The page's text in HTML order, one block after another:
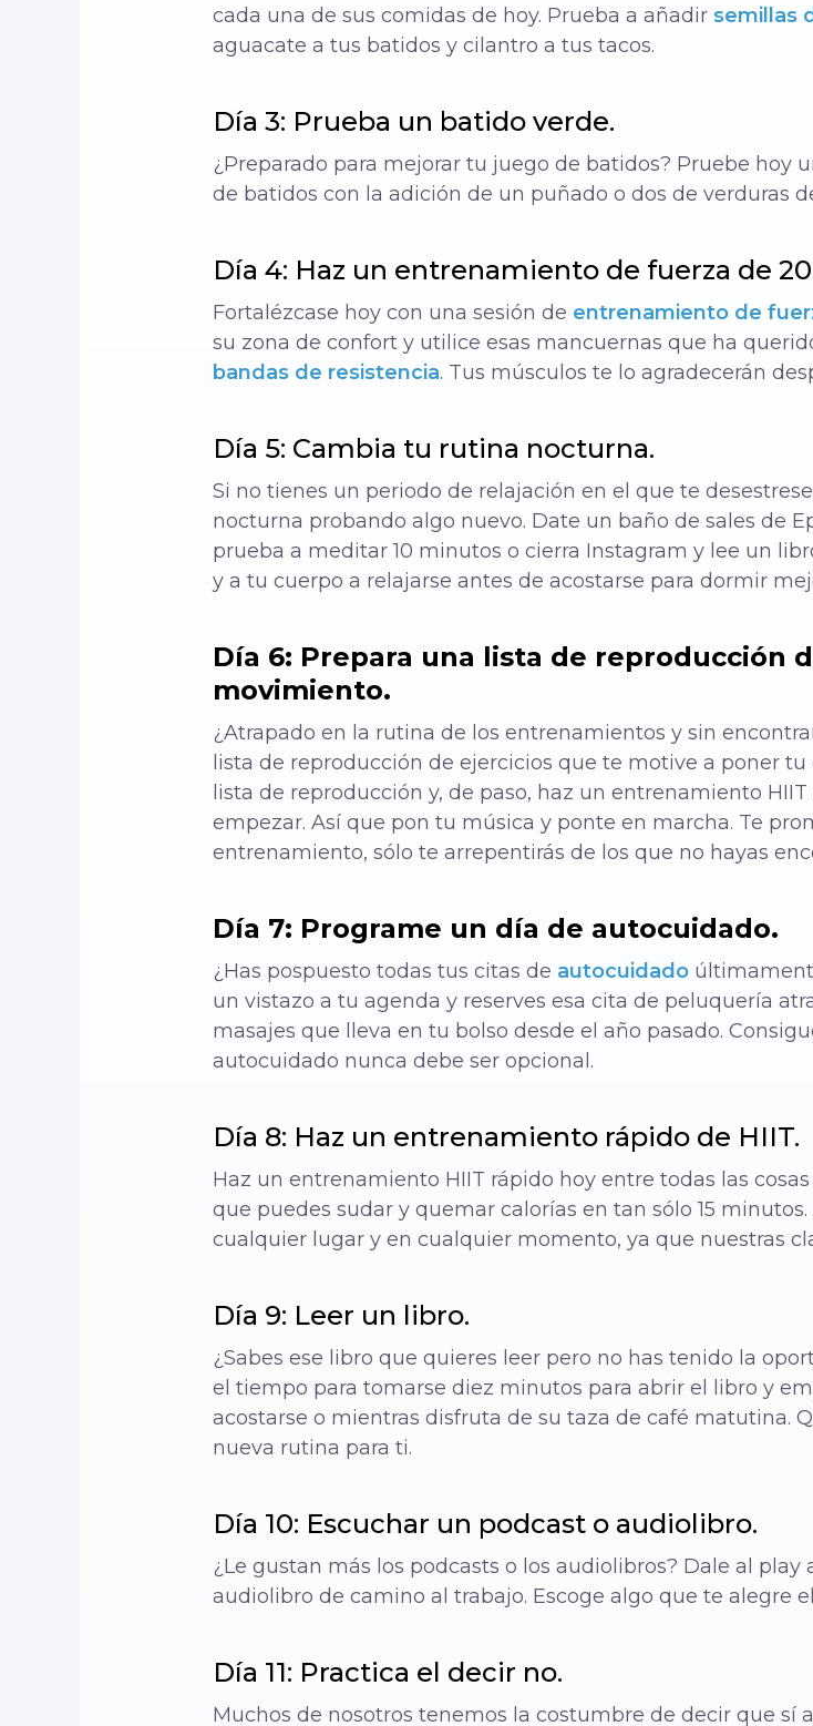
cada una de sus comidas de hoy. Prueba a añadir semillas
aguacate a tus batidos y cilantro a tus tacos.
Día 3: Prueba un batido verde.
¿Preparado para mejorar tu juego de batidos? Pruebe hoy
de batidos con la adición de un puñado o dos de verduras
Día 4: Haz un entrenamiento de fuerza de
Fortalézcase hoy con una sesión de entrenamiento de
su zona de confort y utilice esas mancuernas que ha
bandas de resistencia. Tus músculos te lo agradecerán
Día 5: Cambia tu rutina nocturna.
Si no tienes un periodo de relajación en el que te
nocturna probando algo nuevo. Date un baño de sales de
prueba a meditar 10 minutos o cierra Instagram y lee un
y a tu cuerpo a relajarse antes de acostarse para dormir
Día 6: Prepara una lista de reproducción
movimiento.
¿Atrapado en la rutina de los entrenamientos y sin
lista de reproducción de ejercicios que te motive a poner
lista de reproducción y, de paso, haz un entrenamiento
empezar. Así que pon tu música y ponte en marcha. Te
entrenamiento, sólo te arrepentirás de los que no hayas
Día 7: Programe un día de autocuidado.
¿Has pospuesto todas tus citas de autocuidado
un vistazo a tu agenda y reserves esa cita de peluquería
masajes que lleva en tu bolso desde el año pasado.
autocuidado nunca debe ser opcional.
Día 8: Haz un entrenamiento rápido de HIIT.
Haz un entrenamiento HIIT rápido hoy entre todas las
que puedes sudar y quemar calorías en tan sólo 15
cualquier lugar y en cualquier momento, ya que nuestras
Día 9: Leer un libro.
¿Sabes ese libro que quieres leer pero no has tenido la
el tiempo para tomarse diez minutos para abrir el libro y
acostarse o mientras disfruta de su taza de café matutina.
nueva rutina para ti.
Día 10: Escuchar un podcast o audiolibro.
¿Le gustan más los podcasts o los audiolibros? Dale al
audiolibro de camino al trabajo. Escoge algo que te alegre
Día 11: Practica el decir no.
Muchos de nosotros tenemos la costumbre de decir que sí